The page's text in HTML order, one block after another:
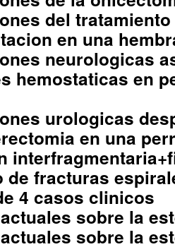
del
en una
neurologicas
hemostaticas en
urologicas
en una
de fracturas
4 casos clinicos
sobre la
sobre la